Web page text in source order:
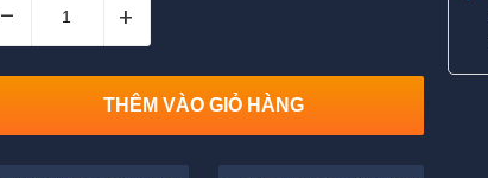
– +
THÊM VÀO GIỎ HÀNG